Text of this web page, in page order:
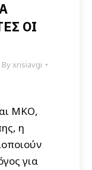
ΟΙ
Byxrisiavgi
ΜΚΟ,
η
για